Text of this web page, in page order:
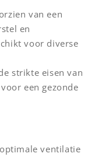
van een
en
voor diverse
strikte eisen van
een gezonde
ventilatie